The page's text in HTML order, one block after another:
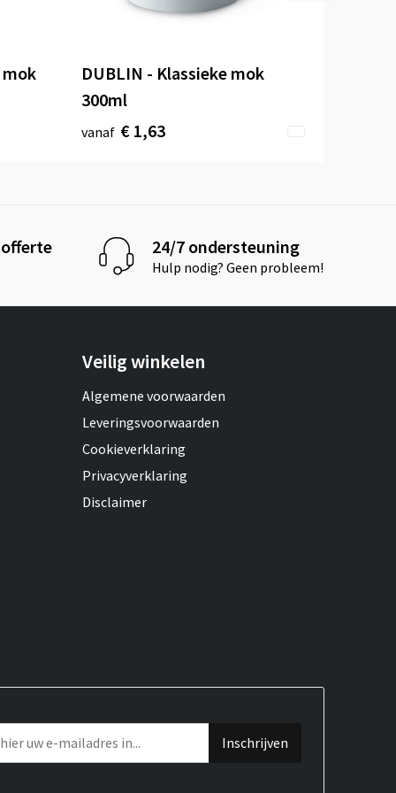
mok
DUBLIN - Klassieke mok
300ml
vanaf € 1,63
offerte 24/7 ondersteuning
Hulp nodig? Geen probleem!
Veilig winkelen
Algemene voorwaarden
Leveringsvoorwaarden
Cookieverklaring
Privacyverklaring
Disclaimer